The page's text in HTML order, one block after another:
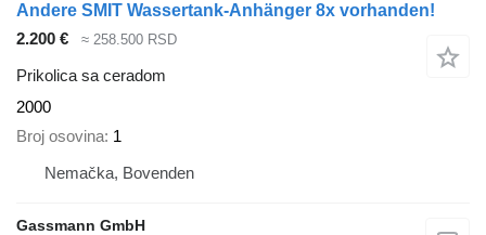
Andere SMIT Wassertank-Anhänger 8x vorhanden!
2.200 €
≈ 258.500 RSD
Prikolica sa ceradom
2000
Broj osovina 1
Nemačka, Bovenden
Gassmann GmbH